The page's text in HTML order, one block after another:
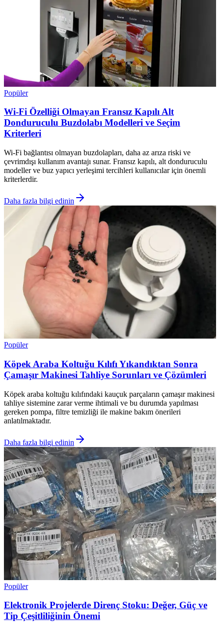
Popüler
Wi-Fi Özelliği Olmayan Fransız Kapılı Alt
Donduruculu Buzdolabı Modelleri ve Seçim
Kriterleri
Wi-Fi bağlantısı olmayan buzdolapları, daha az arıza riski ve
çevrimdışı kullanım avantajı sunar. Fransız kapılı, alt donduruculu
modeller ve buz yapıcı yerleşimi tercihleri kullanıcılar için önemli
kriterlerdir.
Daha fazla bilgi edinin
Popüler
Köpek Araba Koltuğu Kılıfı Yıkandıktan Sonra
Çamaşır Makinesi Tahliye Sorunları ve Çözümleri
Köpek araba koltuğu kılıfındaki kauçuk parçaların çamaşır makinesi
tahliye sistemine zarar verme ihtimali ve bu durumda yapılması
gereken pompa, filtre temizliği ile makine bakım önerileri
anlatılmaktadır.
Daha fazla bilgi edinin
Popüler
Elektronik Projelerde Direnç Stoku: Değer, Güç ve
Tip Çeşitliliğinin Önemi